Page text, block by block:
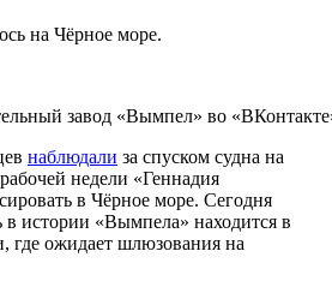
на Чёрное море.
завод «Вымпел» во
наблюдали за спуском судна на
недели «Геннадия
в Чёрное море. Сегодня
истории «Вымпела» находится в
где ожидает шлюзования на